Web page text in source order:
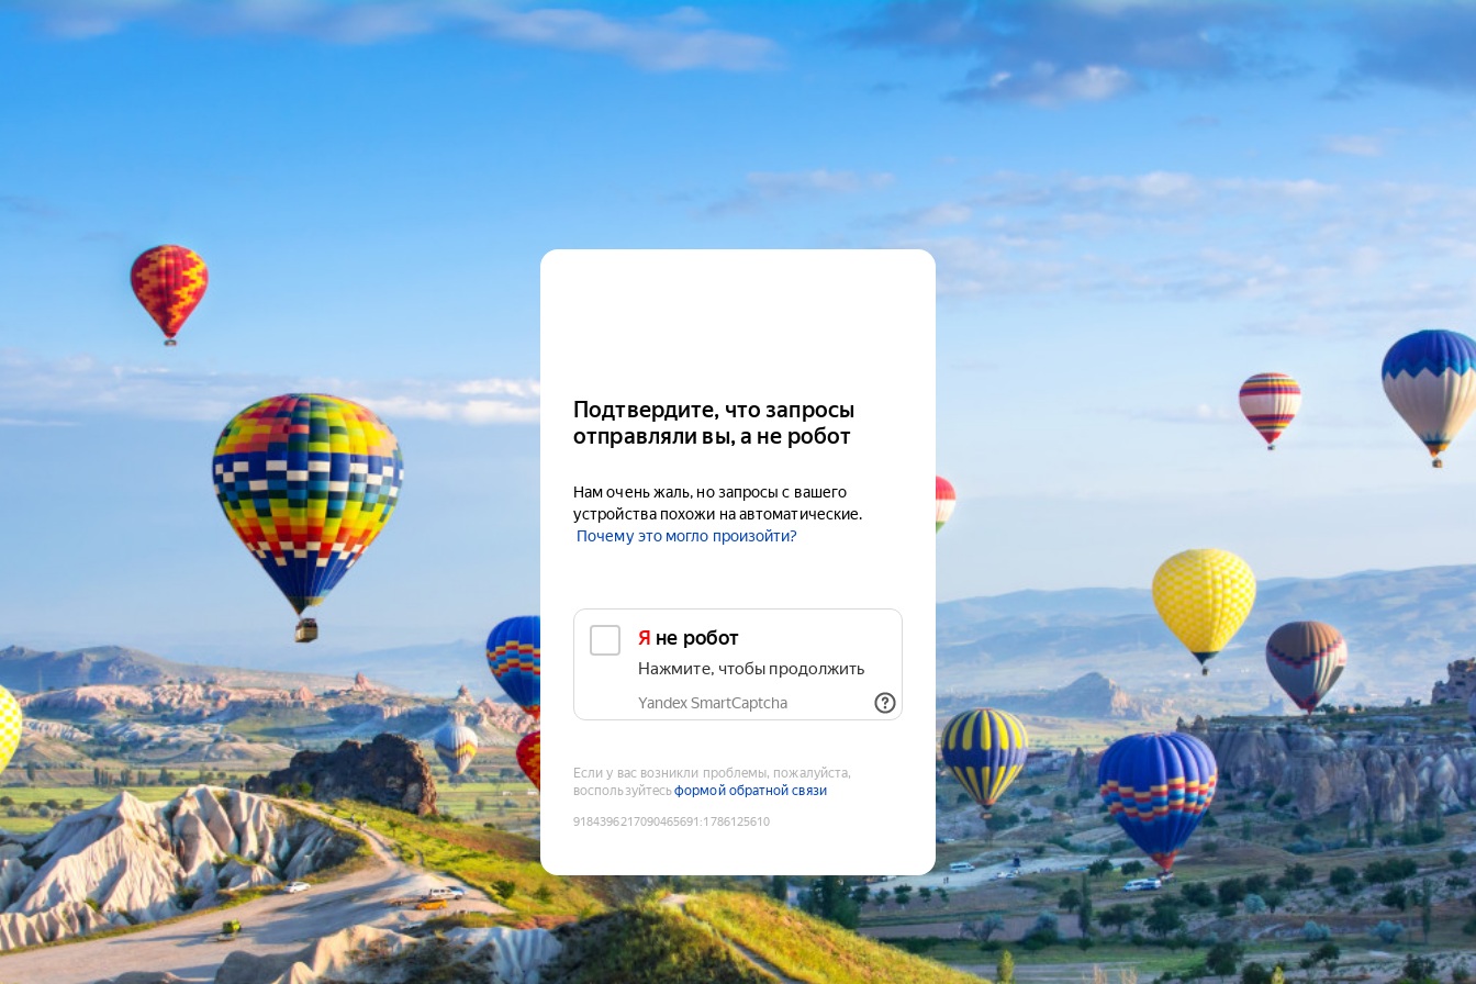
Подтвердите, что запросы
отправляли вы, а не робот
Нам очень жаль, но запросы с вашего
устройства похожи на автоматические.
Почему это могло произойти?
Я не робот
Нажмите, чтобы продолжить
Yandex SmartCaptcha
Если у вас возникли проблемы, пожалуйста,
воспользуйтесьформой обратной связи
9184396217090465691 :1786125610